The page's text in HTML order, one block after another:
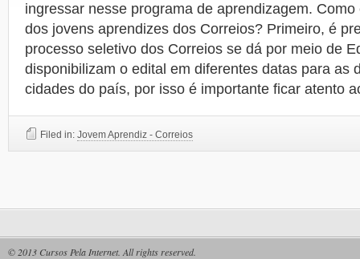
ingressar nesse programa de aprendizagem.
dos jovens aprendizes dos Correios? Primeiro, é
processo seletivo dos Correios se dá por meio de
disponibilizam o edital em diferentes datas para as
cidades do país, por isso é importante ficar atento
Filed in: Jovem Aprendiz - Correios
© 2013 Cursos Pela Internet. All rights reserved.